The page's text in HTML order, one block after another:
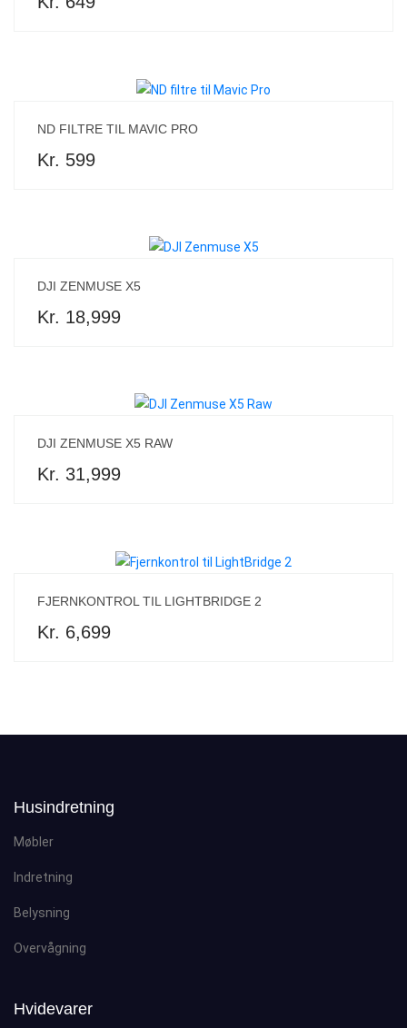
ND FILTRE TIL MAVIC PRO
Kr. 599
DJI ZENMUSE X5
Kr. 18,999
DJI ZENMUSE X5 RAW
Kr. 31,999
FJERNKONTROL TIL LIGHTBRIDGE 2
Kr. 6,699
Husindretning
Møbler
Indretning
Belysning
Overvågning
Hvidevarer